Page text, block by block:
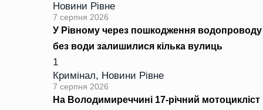
Новини Рівне
7 серпня 2026
У Рівному через пошкодження водопроводу
без води залишилися кілька вулиць
1
Кримінал, Новини Рівне
7 серпня 2026
На Володимиреччині 17-річний мотоцикліст